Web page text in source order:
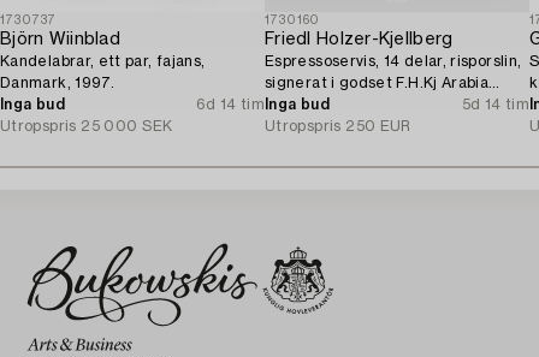
1730737
Björn Wiinblad
Kandelabrar, ett par, fajans,
Danmark, 1997.
Inga bud
6d 14 tim
Utropspris 25 000 SEK
1730160
Friedl Holzer-Kjellberg
Espressoservis, 14 delar, risporslin,
signerat i godset F.H.Kj Arabia
Finland.
Inga bud
5d 14 tim
Utropspris 250 EUR